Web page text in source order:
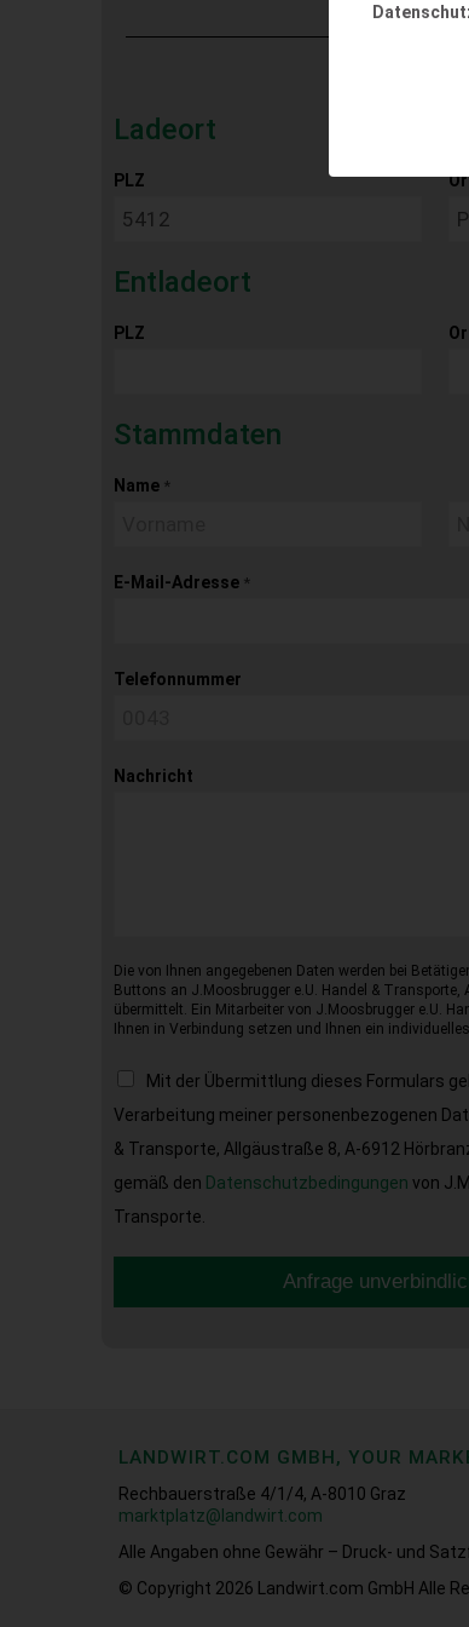
Ladeort
PLZ
Entladeort
PLZ
Stammdaten
Name *
E-Mail-Adresse *
Telefonnummer
Nachricht
Die von Ihnen angegebenen Daten werden bei
Buttons an J.Moosbrugger e.U. Handel & Transporte,
übermittelt. Ein Mitarbeiter von J.Moosbrugger e.U.
Ihnen in Verbindung setzen und Ihnen ein
Mit der Übermittlung dieses Formulars
Verarbeitung meiner personenbezogenen
& Transporte, Allgäustraße 8, A-6912
gemäß den Datenschutzbedingungen von
Transporte.
Anfrage
LANDWIRT.COM GMBH, YOUR
Rechbauerstraße 4/1/4, A-8010 Graz
marktplatz@landwirt.com
Alle Angaben ohne Gewähr – Druck- und
© Copyright 2026
Landwirt.com GmbH Alle